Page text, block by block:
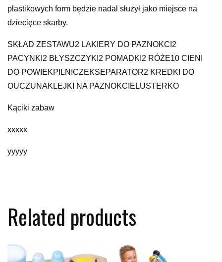
plastikowych form będzie nadal służył jako miejsce na
dziecięce skarby.
SKŁAD ZESTAWU2 LAKIERY DO PAZNOKCI2
PACYNKI2 BŁYSZCZYKI2 POMADKI2 RÓŻE10 CIENI
DO POWIEKPILNICZEKSEPARATOR2 KREDKI DO
OUCZUNAKLEJKI NA PAZNOKCIELUSTERKO
Kąciki zabaw
xxxxx
yyyyy
Related products